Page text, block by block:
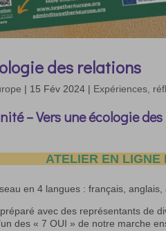
des relations
| 15 Fév 2024 | Expériences,
– Vers une écologie
ATELIER EN LIGNE
en 4 langues : français, anglais,
avec des représentants de
des « 7 OUI » de notre marche